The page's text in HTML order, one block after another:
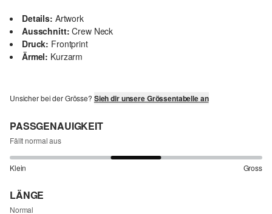
Details: Artwork
Ausschnitt: Crew Neck
Druck: Frontprint
Ärmel: Kurzarm
Unsicher bei der Grösse? Sieh dir unsere Grössentabelle an
PASSGENAUIGKEIT
Fällt normal aus
Klein Gross
LÄNGE
Normal